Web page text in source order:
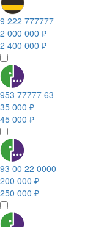
9 222 777777
2 000 000 ₽
2 400 000 ₽
953 77777 63
35 000 ₽
45 000 ₽
93 00 22 0000
200 000 ₽
250 000 ₽